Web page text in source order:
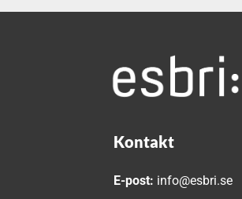
Kontakt
E-post: info@esbri.se